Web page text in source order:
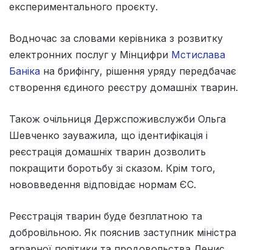
експериментального проєкту.
Водночас за словами керівника з розвитку
електронних послуг у Мінцифри Мстислава
Баніка на брифінгу, рішення уряду передбачає
створення єдиного реєстру домашніх тварин.
Також очільниця Держспоживслужби Ольга
Шевченко зауважила, що ідентифікація і
реєстрація домашніх тварин дозволить
покращити боротьбу зі сказом. Крім того,
нововведення відповідає нормам ЄС.
Реєстрація тварин буде безплатною та
добровільною. Як пояснив заступник міністра